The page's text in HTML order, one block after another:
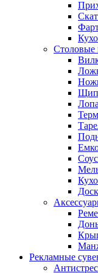
Столовые
Рекламные